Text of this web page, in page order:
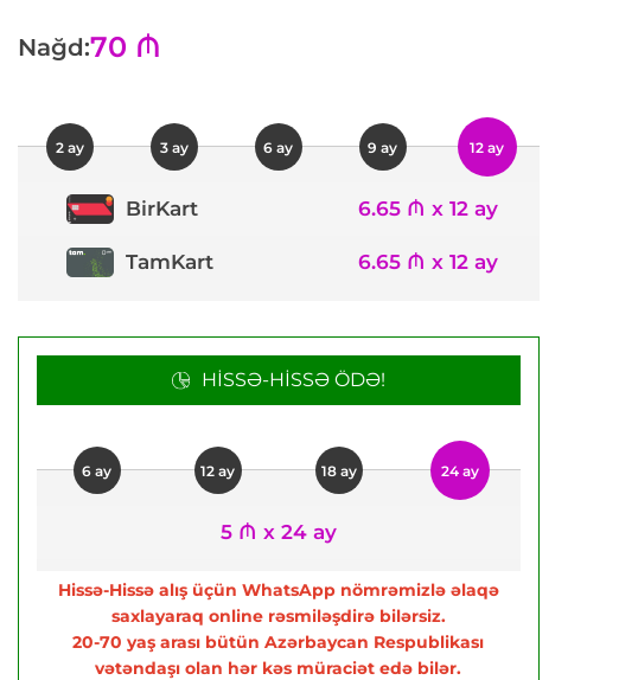
Nağd:70 ₼
2 ay 3 ay 6 ay 9 ay 12 ay
BirKart 6.65 ₼ x 12 ay
TamKart 6.65 ₼ x 12 ay
HISSƏ-HISSƏ ÖDƏ!
6 ay 12 ay 18 ay 24 ay
5 ₼ x 24 ay
Hissə-Hissə alış üçün WhatsApp nömrəmizlə əlaqə
saxlayaraq online rəsmiləşdirə bilərsiz.
20-70 yaş arası bütün Azərbaycan Respublikası
vətəndaşı olan hər kəs müraciət edə bilər.